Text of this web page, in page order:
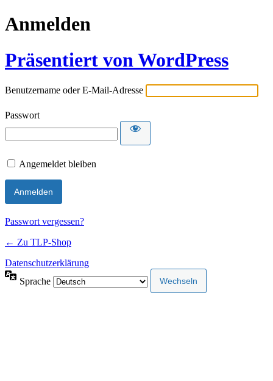
Anmelden
Präsentiert von WordPress
Benutzername oder E-Mail-Adresse
Passwort
Angemeldet bleiben
Passwort vergessen?
← Zu TLP-Shop
Datenschutzerklärung
Sprache